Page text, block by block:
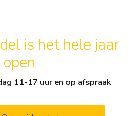
is het hele jaar
open
11-17 uur en op afspraak